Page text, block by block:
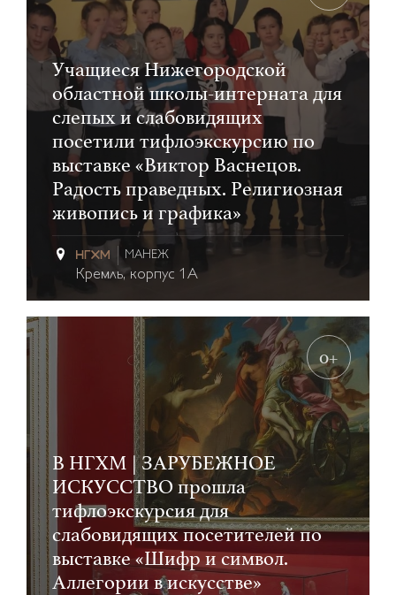
Учащиеся Нижегородской
областной школы-интерната для
слепых и слабовидящих
посетили тифлоэкскурсию по
выставке «Виктор Васнецов.
Радость праведных. Религиозная
живопись и графика»
МАНЕЖ
Кремль, корпус 1А
0+
В НГХМ | ЗАРУБЕЖНОЕ
ИСКУССТВО прошла
тифлоэкскурсия для
слабовидящих посетителей по
выставке «Шифр и символ.
Аллегории в искусстве»